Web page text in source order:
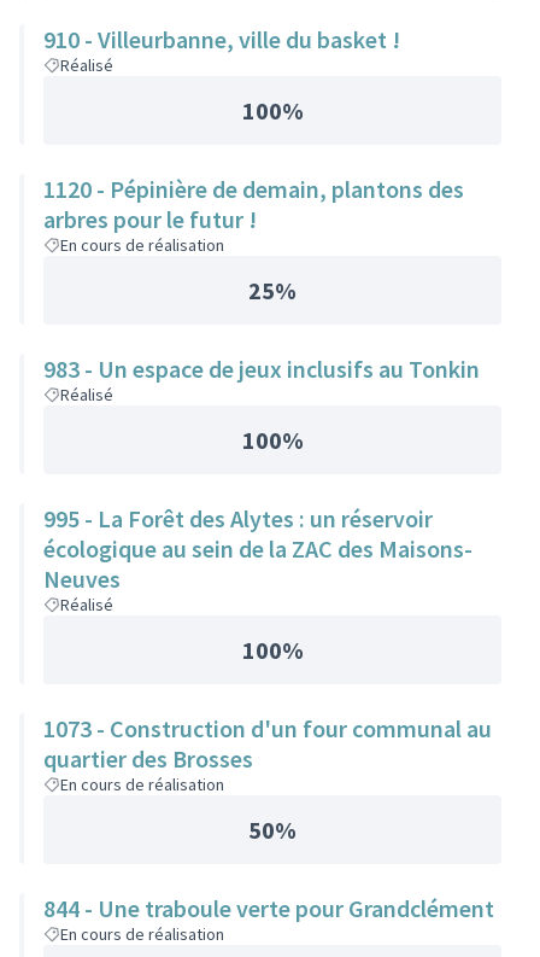
910 - Villeurbanne, ville du basket !
Réalisé
100%
1120 - Pépinière de demain, plantons des
arbres pour le futur !
En cours de réalisation
25%
983 - Un espace de jeux inclusifs au Tonkin
Réalisé
100%
995 - La Forêt des Alytes : un réservoir
écologique au sein de la ZAC des Maisons-
Neuves
Réalisé
100%
1073 - Construction d'un four communal au
quartier des Brosses
En cours de réalisation
50%
844 - Une traboule verte pour Grandclément
En cours de réalisation